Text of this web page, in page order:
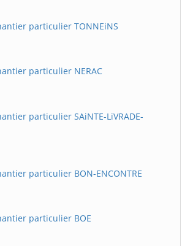
particulier TONNEiNS
particulier NERAC
particulier SAiNTE-LiVRADE-
particulier BON-ENCONTRE
particulier BOE